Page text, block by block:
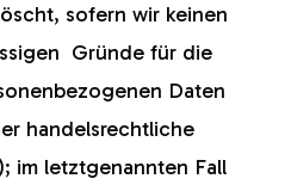
sofern wir keinen
Gründe für die
Daten
handelsrechtliche
im letztgenannten Fall